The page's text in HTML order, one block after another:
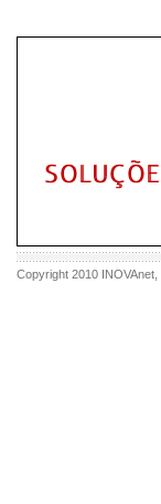
Copyright 2010 INOVAnet